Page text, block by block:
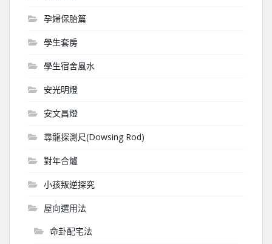
孕婦保胎篇
學生套房
學生宿舍風水
安光明燈
安文昌燈
尋龍探測尺(Dowsing Rod)
對年合爐
小孩叛逆探究
屋向選用法
命卦配宅法